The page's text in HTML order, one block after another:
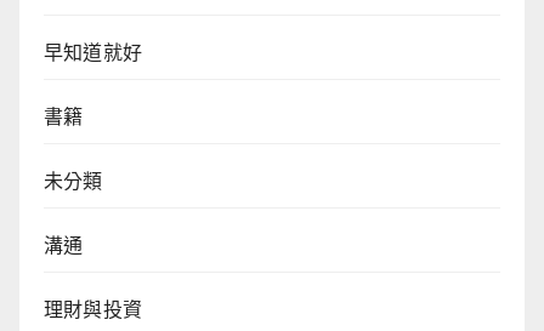
早知道就好
書籍
未分類
溝通
理財與投資